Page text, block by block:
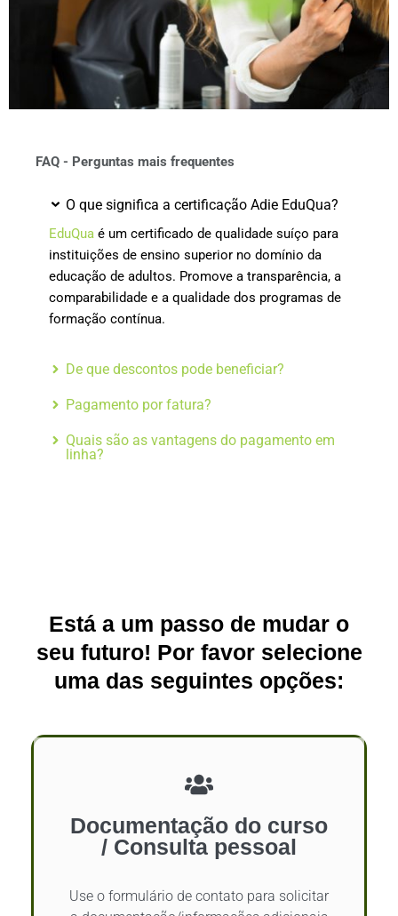
FAQ - Perguntas mais frequentes
O que significa a certificação Adie EduQua?
EduQua é um certificado de qualidade suíço para
instituições de ensino superior no domínio da
educação de adultos. Promove a transparência, a
comparabilidade e a qualidade dos programas de
formação contínua.
De que descontos pode beneficiar?
Pagamento por fatura?
Quais são as vantagens do pagamento em
linha?
Está a um passo de mudar o
seu futuro! Por favor selecione
uma das seguintes opções:
Documentação do curso
/ Consulta pessoal
Use o formulário de contato para solicitar